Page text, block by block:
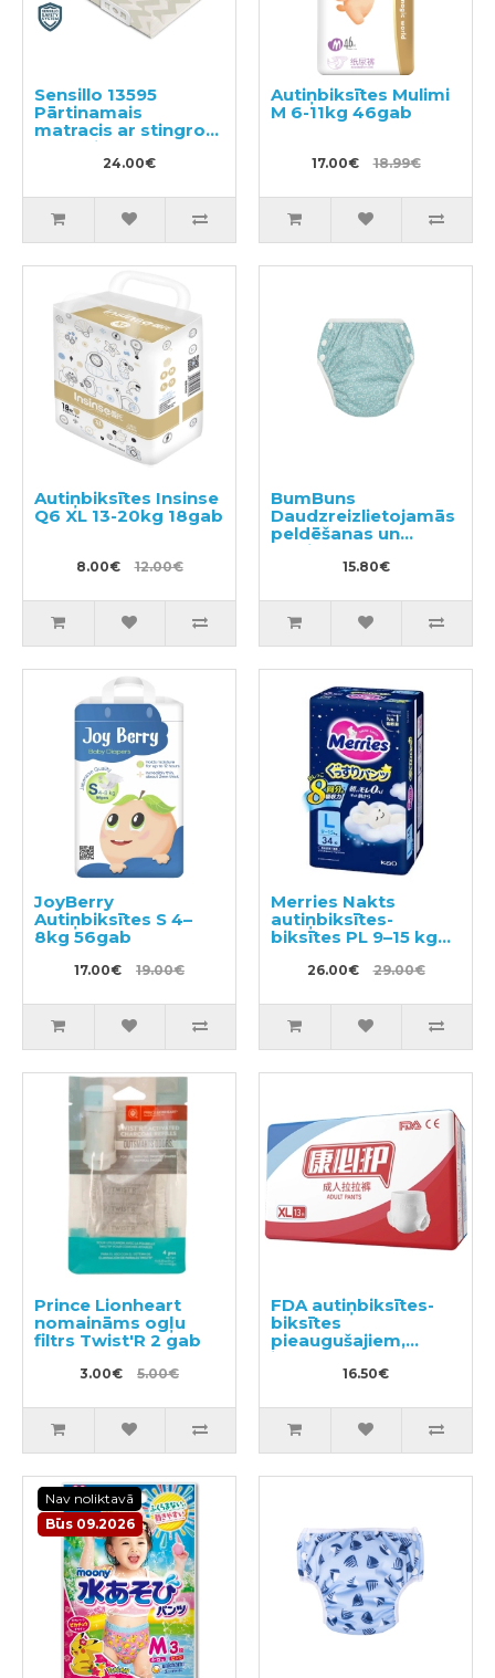
Sensillo 13595
Pārtinamais
matracis ar stingro
pamati 50х70 cm
24.00€
Autiņbiksītes Mulimi
M 6-11kg 46gab
17.00€ 18.99€
Autiņbiksītes Insinse
Q6 XL 13-20kg 18gab
8.00€ 12.00€
BumBuns
Daudzreizlietojamās
peldēšanas un
podiņmācību
autiņbiksīte L 14–
15.80€
JoyBerry
Autiņbiksītes S 4–
8kg 56gab
17.00€ 19.00€
Merries Nakts
autiņbiksītes-
biksītes PL 9–15 kg
26.00€ 29.00€
Prince Lionheart
nomaināms ogļu
filtrs Twist'R 2 gab
3.00€ 5.00€
FDA autiņbiksītes-
biksītes
pieaugušajiem,
izmērs XL 13gab
16.50€
Nav noliktavā
Būs 09.2026